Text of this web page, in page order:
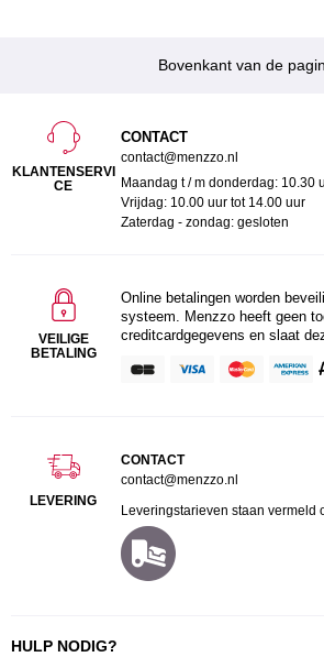
Bovenkant van de
KLANTENSERVI
CE
CONTACT
contact@menzzo.nl
Maandag t / m donderdag: 10.30
Vrijdag: 10.00 uur tot 14.00 uur
Zaterdag - zondag: gesloten
VEILIGE
BETALING
Online betalingen worden
systeem. Menzzo heeft geen
creditcardgegevens en slaat
LEVERING
CONTACT
contact@menzzo.nl
Leveringstarieven staan vermeld
HULP NODIG?